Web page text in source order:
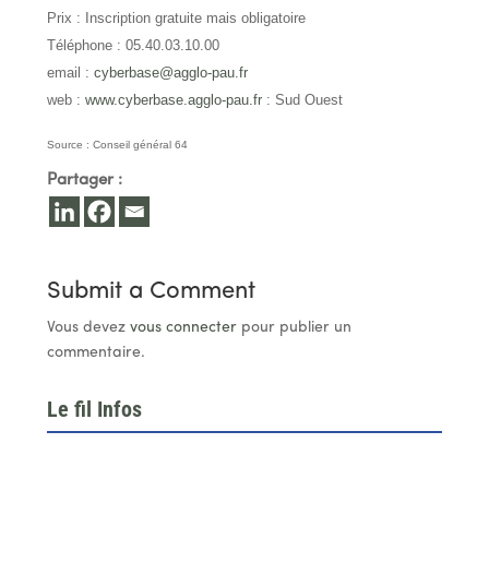
Prix : Inscription gratuite mais obligatoire
Téléphone : 05.40.03.10.00
email : cyberbase@agglo-pau.fr
web : www.cyberbase.agglo-pau.fr: Sud Ouest
Source : Conseil général 64
Partager :
Submit a Comment
Vous devez vous connecterpour publier un
commentaire.
Le fil Infos